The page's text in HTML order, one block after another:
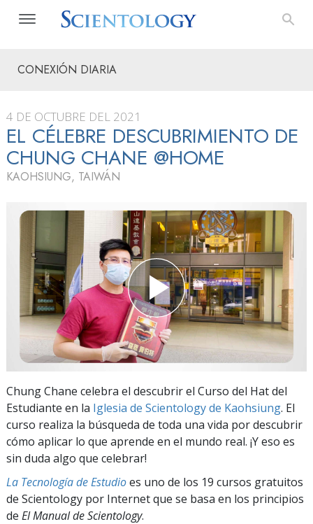
CONEXIÓN DIARIA
4 DE OCTUBRE DEL 2021
EL CÉLEBRE DESCUBRIMIENTO DE
CHUNG CHANE @HOME
KAOHSIUNG, TAIWÁN
Chung Chane celebra el descubrir el Curso del Hat del
Estudiante en la Iglesia de Scientology de Kaohsiung. El
curso realiza la búsqueda de toda una vida por descubrir
cómo aplicar lo que aprende en el mundo real. ¡Y eso es
sin duda algo que celebrar!
La Tecnología de Estudioes uno de los 19 cursos gratuitos
de Scientology por Internet que se basa en los principios
de El Manual de Scientology.